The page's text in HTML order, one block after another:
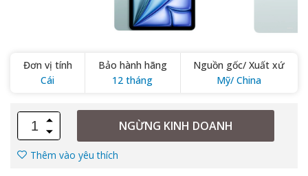
Đơn vị tính
Cái
Bảo hành hãng
12 tháng
Nguồn gốc/ Xuất xứ
Mỹ/ China
NGỪNG KINH DOANH
Thêm vào yêu thích